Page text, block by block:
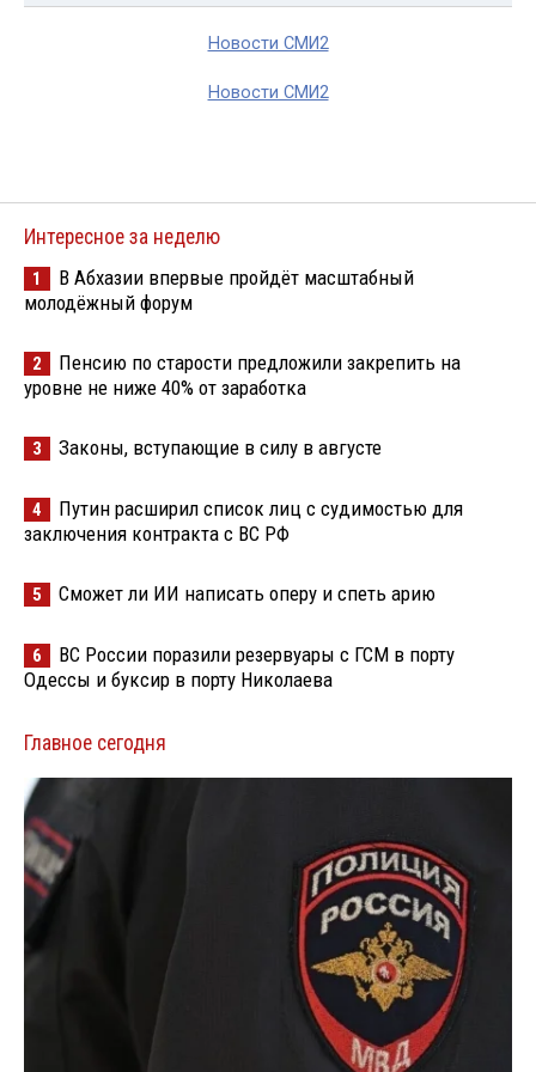
Новости СМИ2
Новости СМИ2
Интересное за неделю
1
В Абхазии впервые пройдёт масштабный
молодёжный форум
2
Пенсию по старости предложили закрепить на
уровне не ниже 40% от заработка
3 Законы, вступающие в силу в августе
4
Путин расширил список лиц с судимостью для
заключения контракта с ВС РФ
5 Сможет ли ИИ написать оперу и спеть арию
6
ВС России поразили резервуары с ГСМ в порту
Одессы и буксир в порту Николаева
Главное сегодня